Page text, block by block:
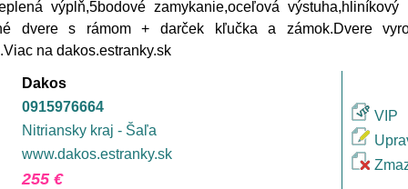
výplň,5bodové zamykanie,oceľová
dvere s rámom + darček kľučka a zámok.Dvere
na dakos.estranky.sk
Dakos
0915976664
Nitriansky kraj - Šaľa
www.dakos.estranky.sk
255 €
VIP